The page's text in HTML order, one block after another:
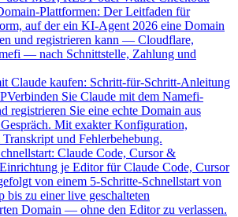
Plattformen: Der Leitfaden für
auf der ein KI-Agent 2026 eine Domain
und registrieren kann — Cloudflare,
— nach Schnittstelle, Zahlung und
Claude kaufen: Schritt-für-Schritt-Anleitung
Verbinden Sie Claude mit dem Namefi-
registrieren Sie eine echte Domain aus
Mit exakter Konfiguration,
und Fehlerbehebung.
Claude Code, Cursor &
je Editor für Claude Code, Cursor
von einem 5-Schritte-Schnellstart von
bis zu einer live geschalteten
Domain — ohne den Editor zu verlassen.